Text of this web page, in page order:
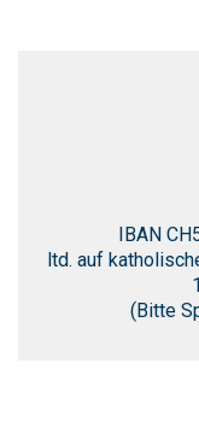
IBAN
ltd. auf
(Bitte